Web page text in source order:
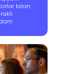
bilan